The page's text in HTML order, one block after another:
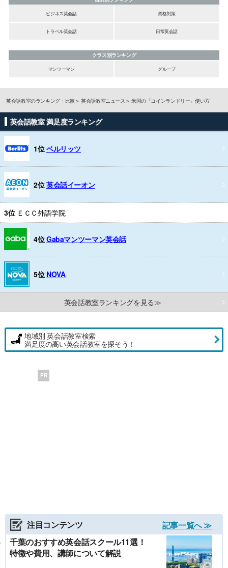
ビジネス英会話
資格対策
トラベル英会話 日常英会話
クラス別ランキング
マンツーマン
グループ
英会話教室のランキング・比較 英会話教室ニュース 米国の「コインランドリー」使い方
英会話教室 満足度ランキング
1位ベルリッツ
2位英会話イーオン
3位 ＥＣＣ外語学院
4位Gabaマンツーマン英会話
5位 NOVA
英会話教室ランキングを見る≫
地域別 英会話教室検索
満足度の高い英会話教室を探そう！
PR
注目コンテンツ
記事一覧へ ≫
千葉のおすすめ英会話スクール11選！
特徴や費用、講師について解説